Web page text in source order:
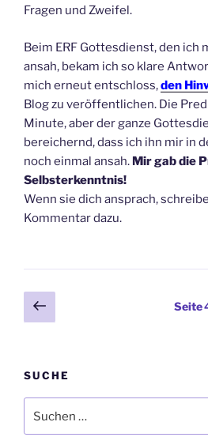
Fragen und Zweifel.
Beim ERF Gottesdienst, den ich
ansah, bekam ich so klare
mich erneut entschloss,den
Blog zu veröffentlichen. Die
Minute, aber der ganze
bereichernd, dass ich ihn mir in
noch einmal ansah. Mir gab die
Selbsterkenntnis!
Wenn sie dich ansprach,
Kommentar dazu.
Seitennummerierung
der
Vorherige
Seite
Seite
SUCHE
nach: